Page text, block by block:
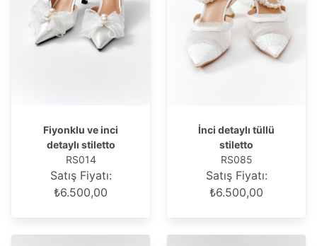
Fiyonklu ve inci
detaylı stiletto
RS014
Satış Fiyatı:
₺6.500,00
İnci detaylı tüllü
stiletto
RS085
Satış Fiyatı:
₺6.500,00